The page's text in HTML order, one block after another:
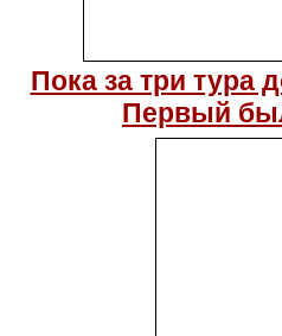
Пока за три тура
Первый